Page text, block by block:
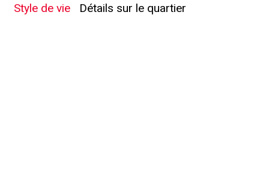
Style de vie Détails sur le quartier